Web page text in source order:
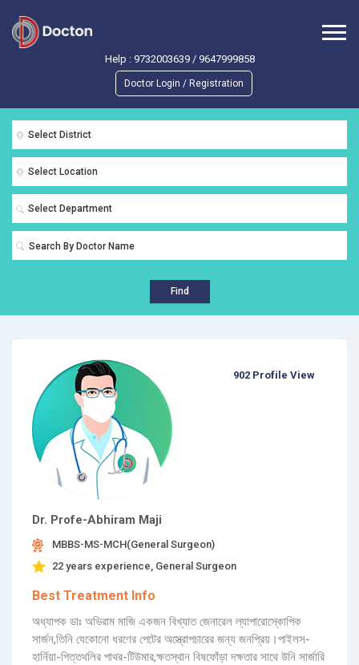
Help : 9732003639/ 9647999858
Doctor Login / Registration
Select District
Select Location
Select Department
Find
Dr. Profe-Abhiram Maji
MBBS-MS-MCH(General Surgeon)
22 years experience, General Surgeon
Best Treatment Info
অধ্যাপক ডাঃ অভিরাম মাজি একজন বিখ্যাত জেনারেল ল্যাপারোস্কোপিক
সার্জন,তিনি যেকোনো ধরণের পেটের অস্ত্রোপচারের জন্য জনপ্রিয়।পাইলস-
হার্নিয়া-পিত্তথলির পাথর-টিউমার,ক্ষতস্থান বিষফোঁড়া দক্ষতার সাথে উনি সার্জারি
902 Profile View